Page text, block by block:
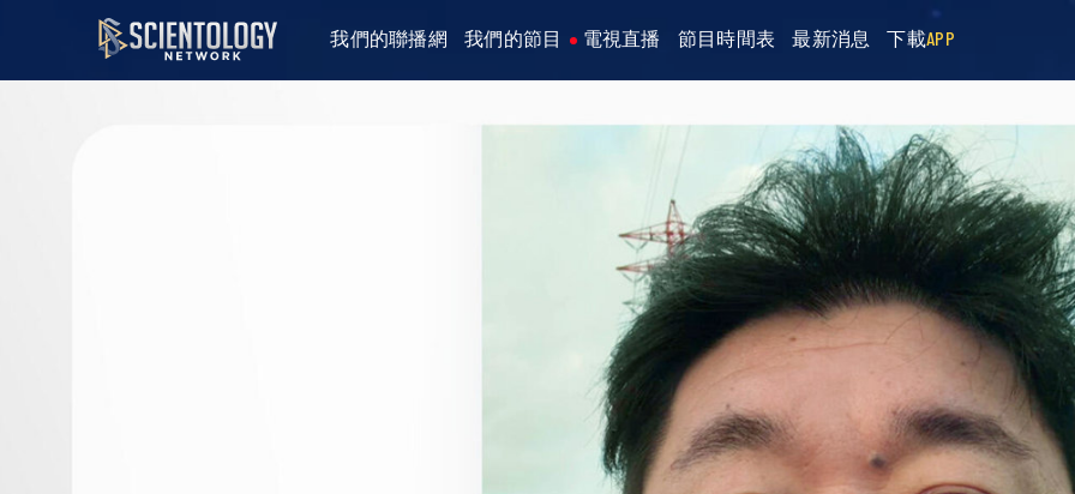
我們的聯播網 我們的節目 電視直播 節目時間表 最新消息 下載APP